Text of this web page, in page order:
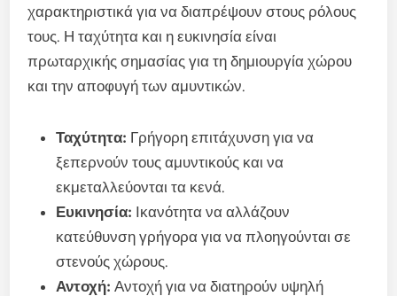
χαρακτηριστικά για να διαπρέψουν στους ρόλους
τους. Η ταχύτητα και η ευκινησία είναι
πρωταρχικής σημασίας για τη δημιουργία χώρου
και την αποφυγή των αμυντικών.
Ταχύτητα: Γρήγορη επιτάχυνση για να
ξεπερνούν τους αμυντικούς και να
εκμεταλλεύονται τα κενά.
Ευκινησία: Ικανότητα να αλλάζουν
κατεύθυνση γρήγορα για να πλοηγούνται σε
στενούς χώρους.
Αντοχή: Αντοχή για να διατηρούν υψηλή